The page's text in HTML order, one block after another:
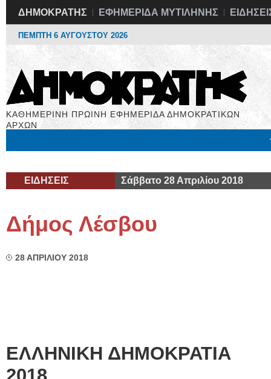
ΔΗΜΟΚΡΑΤΗΣ ΕΦΗΜΕΡΙΔΑ ΜΥΤΙΛΗΝΗΣ
ΠΕΜΠΤΗ 6 ΑΥΓΟΥΣΤΟΥ 2026
ΚΑΘΗΜΕΡΙΝΗ ΠΡΩΙΝΗ ΕΦΗΜΕΡΙΔΑ ΔΗΜΟΚΡΑΤΙΚΩΝ
ΑΡΧΩΝ
ΕΙΔΗΣΕΙΣ Σάββατο 28 Απριλίου 2018
Δήμος Λέσβου
28 ΑΠΡΙΛΙΟΥ 2018
ΕΛΛΗΝΙΚΗ